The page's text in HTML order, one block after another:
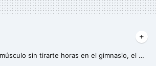
Si quieres ganar músculo sin tirarte horas en el gimnasio, el drop set puede ser tu solución